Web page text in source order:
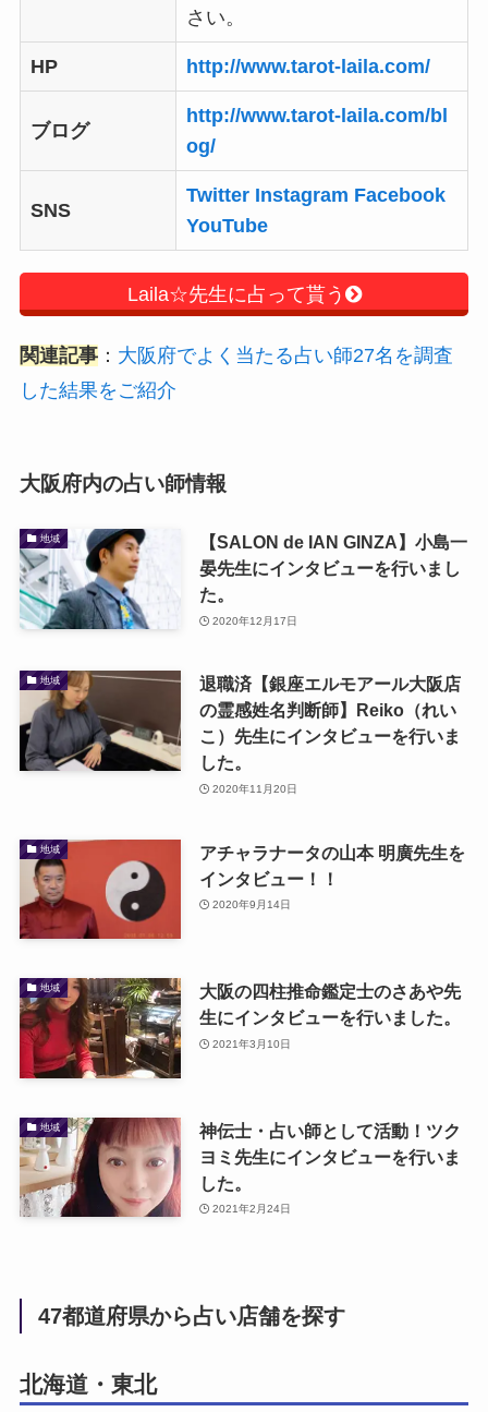
さい。
HP http://www.tarot-laila.com/
ブログ
http://www.tarot-laila.com/bl
og/
SNS
Twitter Instagram Facebook
YouTube
Laila☆先生に占って貰う
関連記事： 大阪府でよく当たる占い師27名を調査
した結果をご紹介
大阪府内の占い師情報
地域
【SALON de IAN GINZA】小島一
晏先生にインタビューを行いまし
た。
2020年12月17日
地域
退職済【銀座エルモアール大阪店
の霊感姓名判断師】Reiko（れい
こ）先生にインタビューを行いま
した。
2020年11月20日
地域
アチャラナータの山本 明廣先生を
インタビュー！！
2020年9月14日
地域
大阪の四柱推命鑑定士のさあや先
生にインタビューを行いました。
2021年3月10日
地域
神伝士・占い師として活動！ツク
ヨミ先生にインタビューを行いま
した。
2021年2月24日
47都道府県から占い店舗を探す
北海道・東北